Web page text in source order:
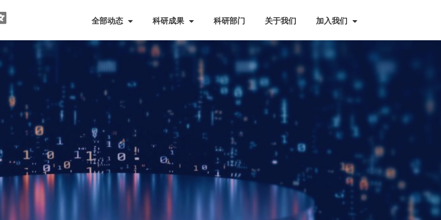
全部动态 科研成果 科研部门 关于我们 加入我们